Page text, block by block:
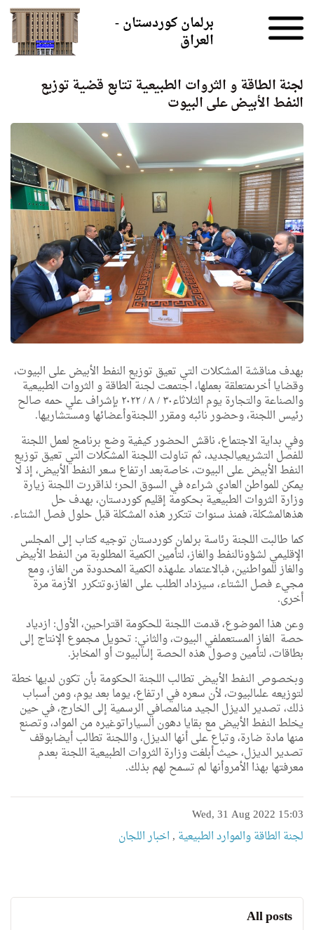
برلمان كوردستان -
العراق
لجنة الطاقة و الثروات الطبيعية تتابع قضية توزيع
النفط الأبيض على البيوت
بهدفمناقشة المشكلات التي تعيق توزيع النفط الأبيضعلى البيوت،
وقضاياأخرىمتعلقة بعملها،اجتمعت لجنةالطاقةوالثروات الطبيعية
والصناعةوالتجارة يوم الثلاثاء٣٠/٨/٢٠٢٢ بإشرافعليحمه صالح
رئيس اللجنة،وحضورنائبهومقرراللجنةوأعضائهاومستشاريها.
وفي بداية الاجتماع،ناقش الحضوركيفيةوضع برنامج لعمل اللجنة
للفصل التشريعيالجديد،ثم تناولت اللجنة المشكلات التي تعيق توزيع
النفط الأبيضعلى البيوت،خاصةبعدارتفاع سعرالنفطالأبيض،إذلا
يمكن للمواطن العادي شراءهفي السوق الحر؛لذاقررت اللجنة زيارة
وزارة الثروات الطبيعية بحكومة إقليمكوردستان،بهدفحل
هذهالمشكلة،فمنذسنوات تتكررهذه المشكلةقبلحلولفصل الشتاء.
كما طالبت اللجنة رئاسة برلمانكوردستان توجيهكتاب إلى المجلس
الإقليمي لشؤونالنفطوالغاز،لتأمين الكمية المطلوبةمن النفط الأبيض
والغازللمواطنين،فبالاعتمادعلىهذه الكمية المحدودةمن الغاز،ومع
مجيءفصل الشتاء،سيزدادالطلبعلى الغاز،وتتكرر الأزمةمرة
أخرى.
وعن هذا الموضوع،قدمت اللجنة للحكومة اقتراحين،الأول: ازدياد
حصة الغازالمستعملفي البيوت،والثاني: تحويلمجموع الإنتاج إلى
بطاقات،لتأمينوصولهذه الحصة إلىالبيوتأوالمخابز.
وبخصوص النفط الأبيض تطالب اللجنة الحكومة بأن تكون لديهاخطة
لتوزيعهعلىالبيوت،لأن سعرهفي ارتفاع،يوما بعديوم،ومنأسباب
ذلك،تصديرالديزل الجيدمنالمصافي الرسمية إلى الخارج،فيحين
يخلط النفط الأبيضمع بقايادهون السياراتوغيرهمن المواد،وتصنع
منهامادة ضارة،وتباععلىأنها الديزل،واللجنة تطالبأيضابوقف
تصديرالديزل،حيثأبلغتوزارة الثروات الطبيعية اللجنة بعدم
معرفتها بهذا الأمروأنها لم تسمح لهم بذلك.
Wed, 31 Aug 2022 15:03
لجنة الطاقة والموارد الطبيعية ,اخبار اللجان
All posts